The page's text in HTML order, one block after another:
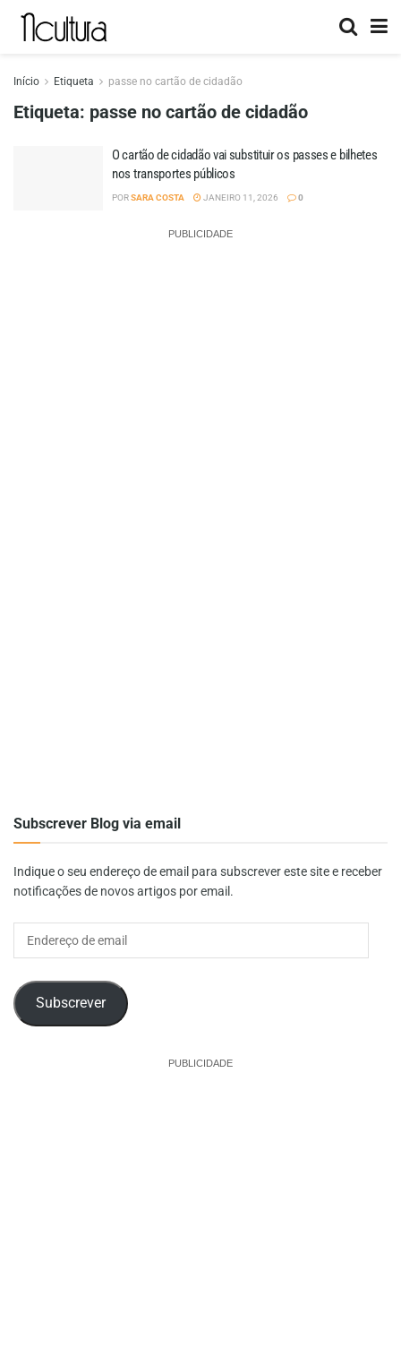
Início Etiqueta passe no cartão de cidadão
Etiqueta: passe no cartão de cidadão
O cartão de cidadão vai substituir os passes e bilhetes
nos transportes públicos
PORSARA COSTA JANEIRO 11, 2026 0
PUBLICIDADE
Subscrever Blog via email
Indique o seu endereço de email para subscrever este site e receber
notificações de novos artigos por email.
Subscrever
PUBLICIDADE